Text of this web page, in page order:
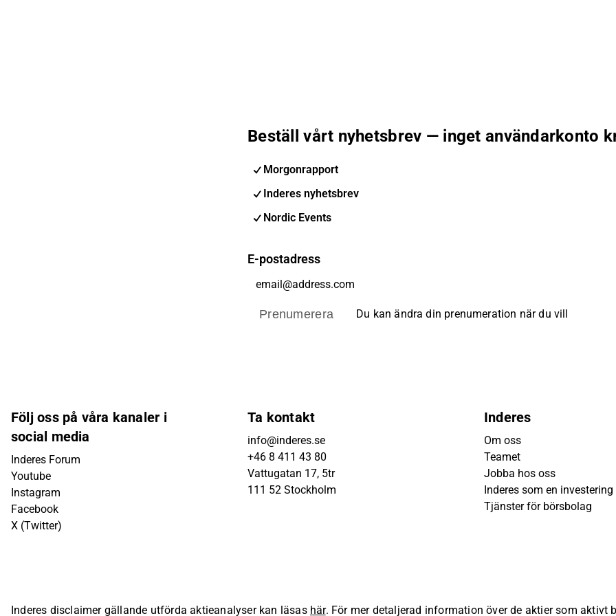
Beställ vårt nyhetsbrev — inget användarkonto
Morgonrapport
Inderes nyhetsbrev
Nordic Events
E-postadress
Prenumerera Du kan ändra din prenumeration när du vill
Följ oss på våra kanaler i
social media
Inderes Forum
Youtube
Instagram
Facebook
X (Twitter)
Ta kontakt
info@inderes.se
+46 8 411 43 80
Vattugatan 17, 5tr
111 52 Stockholm
Inderes
Om oss
Teamet
Jobba hos oss
Inderes som en investering
Tjänster för börsbolag
Inderes disclaimer gällande utförda aktieanalyser kan läsas här. För mer detaljerad information över de aktier som aktivt